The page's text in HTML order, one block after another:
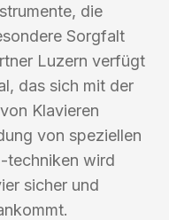
die
Sorgfalt
Luzern verfügt
das sich mit der
Klavieren
von speziellen
techniken wird
sicher und